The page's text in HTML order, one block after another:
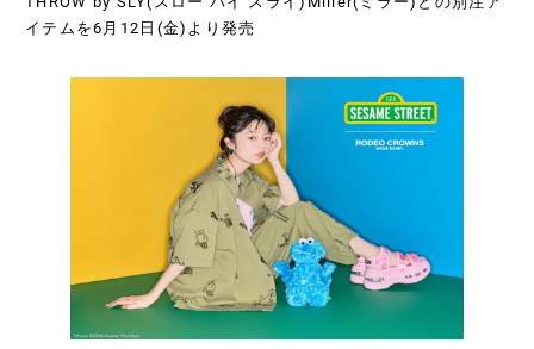
イテムを6月12日(金)より発売